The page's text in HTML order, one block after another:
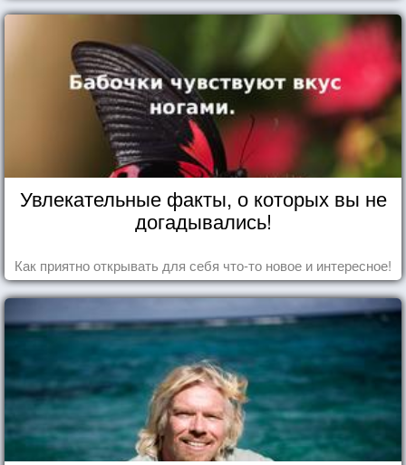
Увлекательные факты, о которых вы не
догадывались!
Как приятно открывать для себя что-то новое и интересное!